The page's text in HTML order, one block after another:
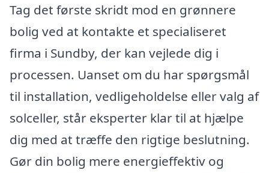
Tag det første skridt mod en grønnere
bolig ved at kontakte et specialiseret
firma i Sundby, der kan vejlede dig i
processen. Uanset om du har spørgsmål
til installation, vedligeholdelse eller valg af
solceller, står eksperter klar til at hjælpe
dig med at træffe den rigtige beslutning.
Gør din bolig mere energieffektiv og